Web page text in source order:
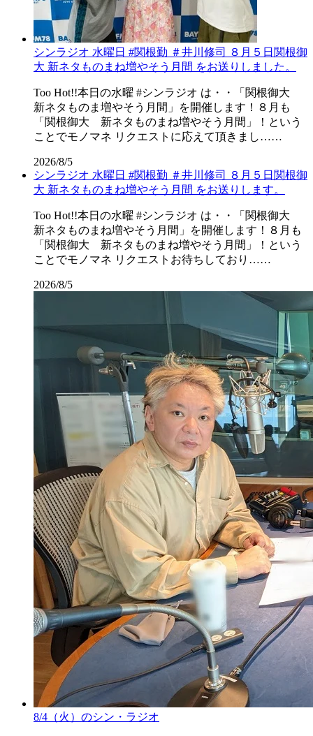
シンラジオ 水曜日 #関根勤 ＃井川修司 ８月５日関根御
大 新ネタものまね増やそう月間 をお送りしました。
Too Hot!!本日の水曜 #シンラジオ は・・「関根御大
新ネタものま増やそう月間」を開催します！８月も
「関根御大 新ネタものまね増やそう月間」！という
ことでモノマネ リクエストに応えて頂きまし……
2026/8/5
シンラジオ 水曜日 #関根勤 ＃井川修司 ８月５日関根御
大 新ネタものまね増やそう月間 をお送りします。
Too Hot!!本日の水曜 #シンラジオ は・・「関根御大
新ネタものまね増やそう月間」を開催します！８月も
「関根御大 新ネタものまね増やそう月間」！という
ことでモノマネ リクエストお待ちしており……
2026/8/5
8/4（火）のシン・ラジオ